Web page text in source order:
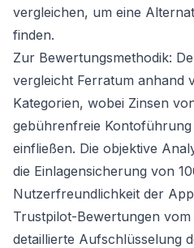
vergleichen, um eine
finden.
Zur Bewertungsmethodik:
vergleicht Ferratum anhand
Kategorien, wobei Zinsen
gebührenfreie Kontoführung
einfließen. Die objektive
die Einlagensicherung von
Nutzerfreundlichkeit der
Trustpilot-Bewertungen vom
detaillierte Aufschlüsselung